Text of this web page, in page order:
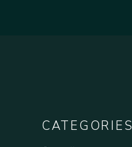
CATEGORIES